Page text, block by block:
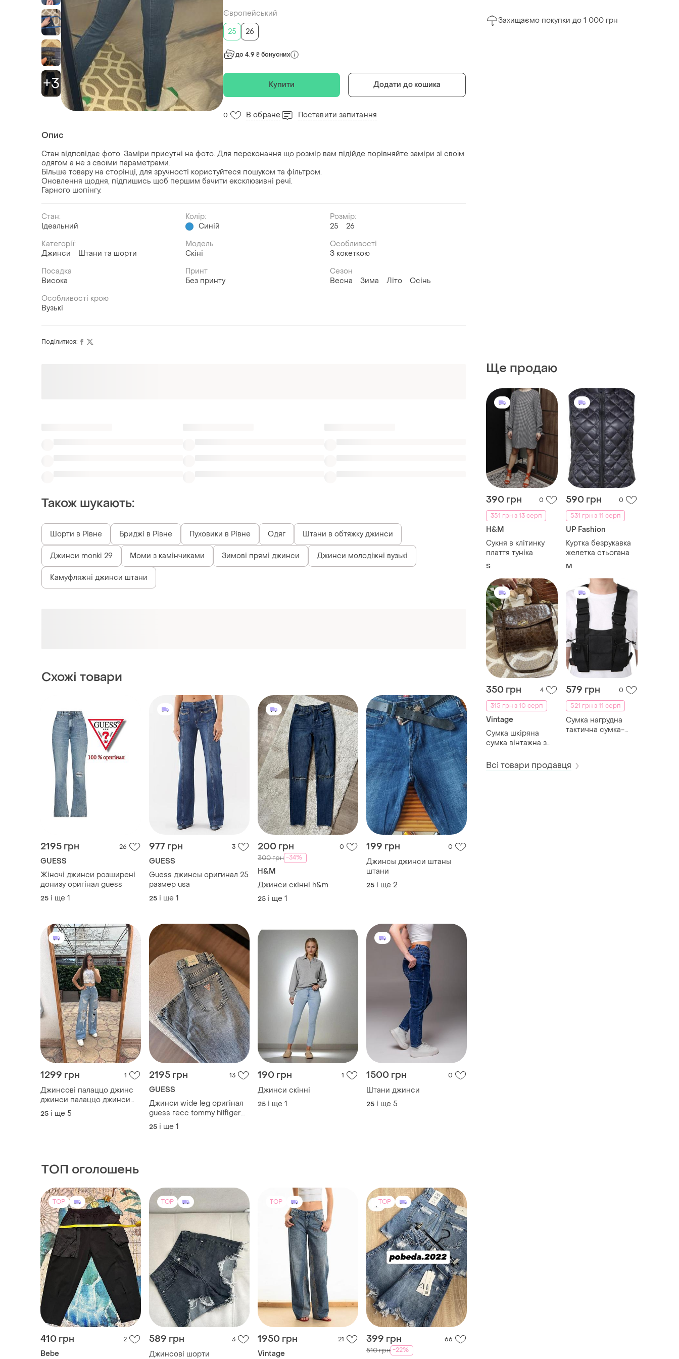
+3
Європейський
25
26
до 4.9 ₴ бонусних
Купити Додати до кошика
0 В обране Поставити запитання
Опис
Стан відповідає фото. Заміри присутні на фото. Для переконання що розмір вам підійде порівняйте заміри зі своїм
одягом а не з своїми параметрами.
Більше товару на сторінці, для зручності користуйтеся пошуком та фільтром.
Оновлення щодня, підпишись щоб першим бачити ексклюзивні речі.
Гарного шопінгу.
Стан:
Ідеальний
Колір:
Синій
Розмір:
25
26
Категорії:
Джинси
Штани та шорти
Модель
Скіні
Особливості
З кокеткою
Посадка
Висока
Принт
Без принту
Сезон
Весна
Зима Літо
Осінь
Особливості крою
Вузькі
Захищаємо покупки до 1 000 грн
Ще продаю
390 грн
0
351 грн з 13 серп
H&M
Сукня в клітинку
плаття туніка
S
590 грн
0
531 грн з 11 серп
UP Fashion
Куртка безрукавка
желетка стьогана
M
350 грн
4
315 грн з 10 серп
Vintage
Сумка шкіряна
сумка вінтажна з
ретро
579 грн
0
521 грн з 11 серп
Сумка нагрудна
тактична сумка-
Всі товари продавця
Поділитися:
Також шукають:
Шорти в Рівне Бриджі в Рівне Пуховики в Рівне Одяг Штани в обтяжку джинси
Джинси monki 29 Моми з камінчиками Зимові прямі джинси Джинси молодіжні вузькі
Камуфляжні джинси штани
Схожі товари
2195 грн
GUESS
Жіночі джинси розширені
донизу оригінал guess
977 грн
GUESS
Guess джинсы оригинал 25
размер usa
200 грн
300 грн -34%
H&M
Джинси скінні h&m
199 грн
Джинсы джинси штаны
штани
1299 грн
Джинсові палаццо джинс
джинси палаццо джинси
баггі джинси з розрізами
2195 грн
GUESS
Джинси wide leg оригінал
guess гесс tommy hilfiger
zara mango
190 грн
Джинси скінні
1500 грн
Штани джинси
ТОП оголошень
TOP
410 грн
TOP
589 грн 1950 грн
TOP
399 грн